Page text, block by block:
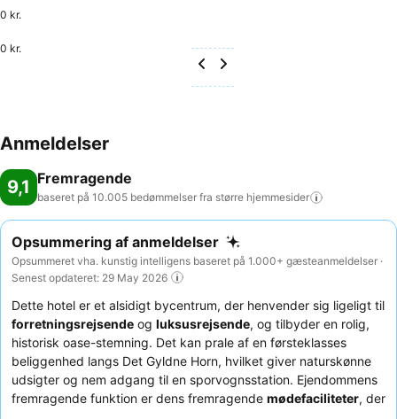
0 kr.
0 kr.
Anmeldelser
9,1 Fremragende
baseret på 10.005 bedømmelser fra større hjemmesider
Opsummering af anmeldelser
Opsummeret vha. kunstig intelligens baseret på 1.000+ gæsteanmeldelser ·
Senest opdateret: 29 May 2026
Dette hotel er et alsidigt bycentrum, der henvender sig ligeligt til
forretningsrejsende og luksusrejsende, og tilbyder en rolig,
historisk oase-stemning. Det kan prale af en førsteklasses
beliggenhed langs Det Gyldne Horn, hvilket giver naturskønne
udsigter og nem adgang til en sporvognsstation. Ejendommens
fremragende funktion er dens fremragende mødefaciliteter, der